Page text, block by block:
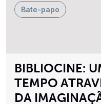
BIBLIOCINE:
TEMPO
DA
Bate-papo